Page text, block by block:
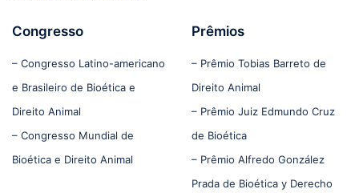
Congresso
– Congresso Latino-americano
e Brasileiro de Bioética e
Direito Animal
– Congresso Mundial de
Bioética e Direito Animal
Prêmios
– Prêmio Tobias Barreto de
Direito Animal
– Prêmio Juiz Edmundo Cruz
de Bioética
– Prêmio Alfredo González
Prada de Bioética y Derecho